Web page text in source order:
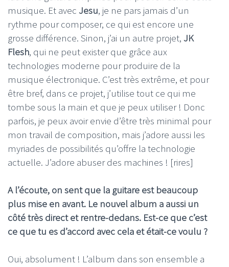
musique. Et avec Jesu, je ne pars jamais d’un
rythme pour composer, ce qui est encore une
grosse différence. Sinon, j’ai un autre projet, JK
Flesh, qui ne peut exister que grâce aux
technologies moderne pour produire de la
musique électronique. C’est très extrême, et pour
être bref, dans ce projet, j’utilise tout ce qui me
tombe sous la main et que je peux utiliser ! Donc
parfois, je peux avoir envie d’être très minimal pour
mon travail de composition, mais j’adore aussi les
myriades de possibilités qu’offre la technologie
actuelle. J’adore abuser des machines ! [rires]
A l’écoute, on sent que la guitare est beaucoup
plus mise en avant. Le nouvel album a aussi un
côté très direct et rentre-dedans. Est-ce que c’est
ce que tu es d’accord avec cela et était-ce voulu ?
Oui, absolument ! L’album dans son ensemble a